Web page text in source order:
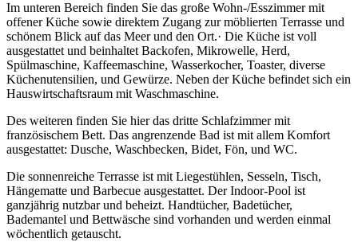
Im unteren Bereich finden Sie das große Wohn-/Esszimmer mit
offener Küche sowie direktem Zugang zur möblierten Terrasse und
schönem Blick auf das Meer und den Ort.· Die Küche ist voll
ausgestattet und beinhaltet Backofen, Mikrowelle, Herd,
Spülmaschine, Kaffeemaschine, Wasserkocher, Toaster, diverse
Küchenutensilien, und Gewürze. Neben der Küche befindet sich ein
Hauswirtschaftsraum mit Waschmaschine.
Des weiteren finden Sie hier das dritte Schlafzimmer mit
französischem Bett. Das angrenzende Bad ist mit allem Komfort
ausgestattet: Dusche, Waschbecken, Bidet, Fön, und WC.
Die sonnenreiche Terrasse ist mit Liegestühlen, Sesseln, Tisch,
Hängematte und Barbecue ausgestattet. Der Indoor-Pool ist
ganzjährig nutzbar und beheizt. Handtücher, Badetücher,
Bademantel und Bettwäsche sind vorhanden und werden einmal
wöchentlich getauscht.